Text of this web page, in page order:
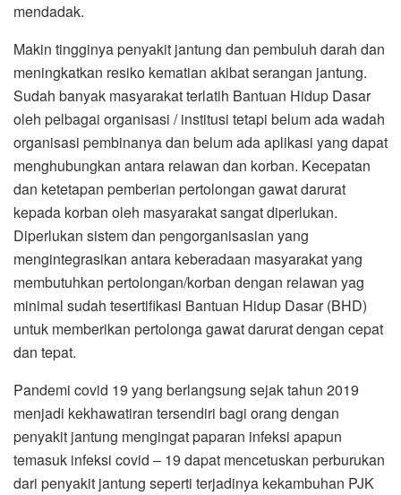
mendadak.
Makin tingginya penyakit jantung dan pembuluh darah dan
meningkatkan resiko kematian akibat serangan jantung.
Sudah banyak masyarakat terlatih Bantuan Hidup Dasar
oleh pelbagai organisasi / institusi tetapi belum ada wadah
organisasi pembinanya dan belum ada aplikasi yang dapat
menghubungkan antara relawan dan korban. Kecepatan
dan ketetapan pemberian pertolongan gawat darurat
kepada korban oleh masyarakat sangat diperlukan.
Diperlukan sistem dan pengorganisasian yang
mengintegrasikan antara keberadaan masyarakat yang
membutuhkan pertolongan/korban dengan relawan yag
minimal sudah tesertifikasi Bantuan Hidup Dasar (BHD)
untuk memberikan pertolonga gawat darurat dengan cepat
dan tepat.
Pandemi covid 19 yang berlangsung sejak tahun 2019
menjadi kekhawatiran tersendiri bagi orang dengan
penyakit jantung mengingat paparan infeksi apapun
temasuk infeksi covid – 19 dapat mencetuskan perburukan
dari penyakit jantung seperti terjadinya kekambuhan PJK